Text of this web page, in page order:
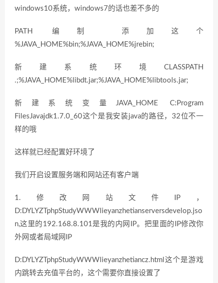
windows10系统，windows7的话也差不多的
PATH 编制 添加这个
%JAVA_HOME%bin;%JAVA_HOME%jrebin;
新建系统环境CLASSPATH
.;%JAVA_HOME%libdt.jar;%JAVA_HOME%libtools.jar;
新建系统变量JAVA_HOME C:Program
FilesJavajdk1.7.0_60这个是我安装java的路径，32位不一
样的哦
这样就已经配置好环境了
我们开启设置服务端和网站还有客户端
1.修改网站文件IP，
D:DYLYZTphpStudyWWWlieyanzhetianserversdevelop.jso
n,这里的192.168.8.101是我的内网IP。把里面的IP修改你
外网或者局域网IP
D:DYLYZTphpStudyWWWlieyanzhetiancz.html这个是游戏
内跳转去充值平台的，这个需要你直接设置了